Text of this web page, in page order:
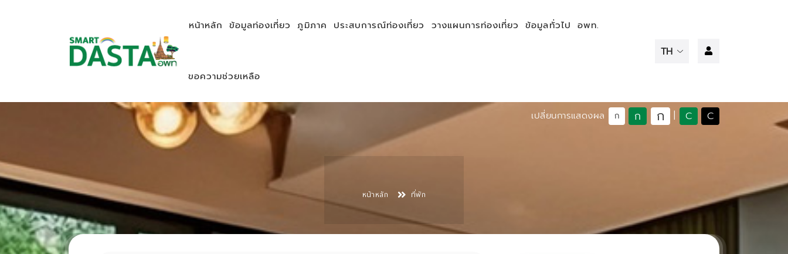
หน้าหลัก ข้อมูลท่องเที่ยว ภูมิภาค ประสบการณ์ท่องเที่ยว วางแผนการท่องเที่ยว ข้อมูลทั่วไป อพท.
ขอความช่วยเหลือ
เปลี่ยนการแสดงผล ก ก ก C C
หน้าหลัก ที่พัก